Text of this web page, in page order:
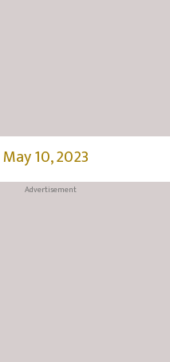
May 10, 2023